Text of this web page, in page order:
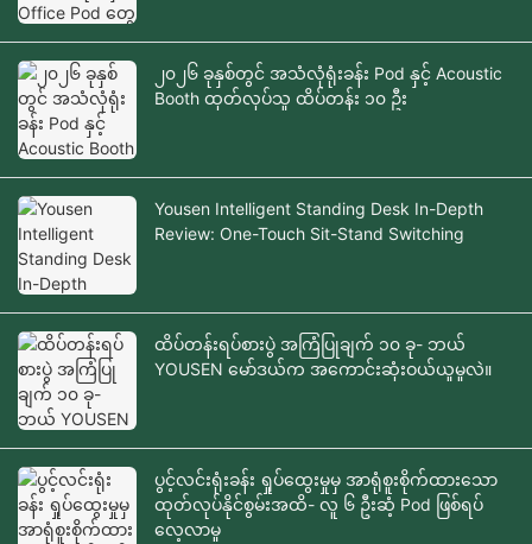
၂၀၂၆ ခုနှစ်တွင် အသံလုံရုံးခန်း Pod နှင့် Acoustic
Booth ထုတ်လုပ်သူ ထိပ်တန်း ၁၀ ဦး
Yousen Intelligent Standing Desk In-Depth
Review: One-Touch Sit-Stand Switching
ထိပ်တန်းရပ်စားပွဲ အကြံပြုချက် ၁၀ ခု- ဘယ်
YOUSEN မော်ဒယ်က အကောင်းဆုံးဝယ်ယူမှုလဲ။
ပွင့်လင်းရုံးခန်း ရှုပ်ထွေးမှုမှ အာရုံစူးစိုက်ထားသော
ထုတ်လုပ်နိုင်စွမ်းအထိ- လူ ၆ ဦးဆံ့ Pod ဖြစ်ရပ်
လေ့လာမှု